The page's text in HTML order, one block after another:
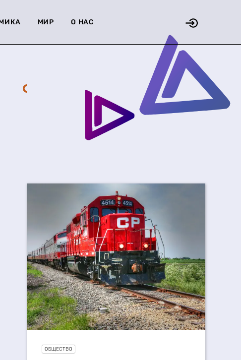
МИР О НАС
ОБЩЕСТВО